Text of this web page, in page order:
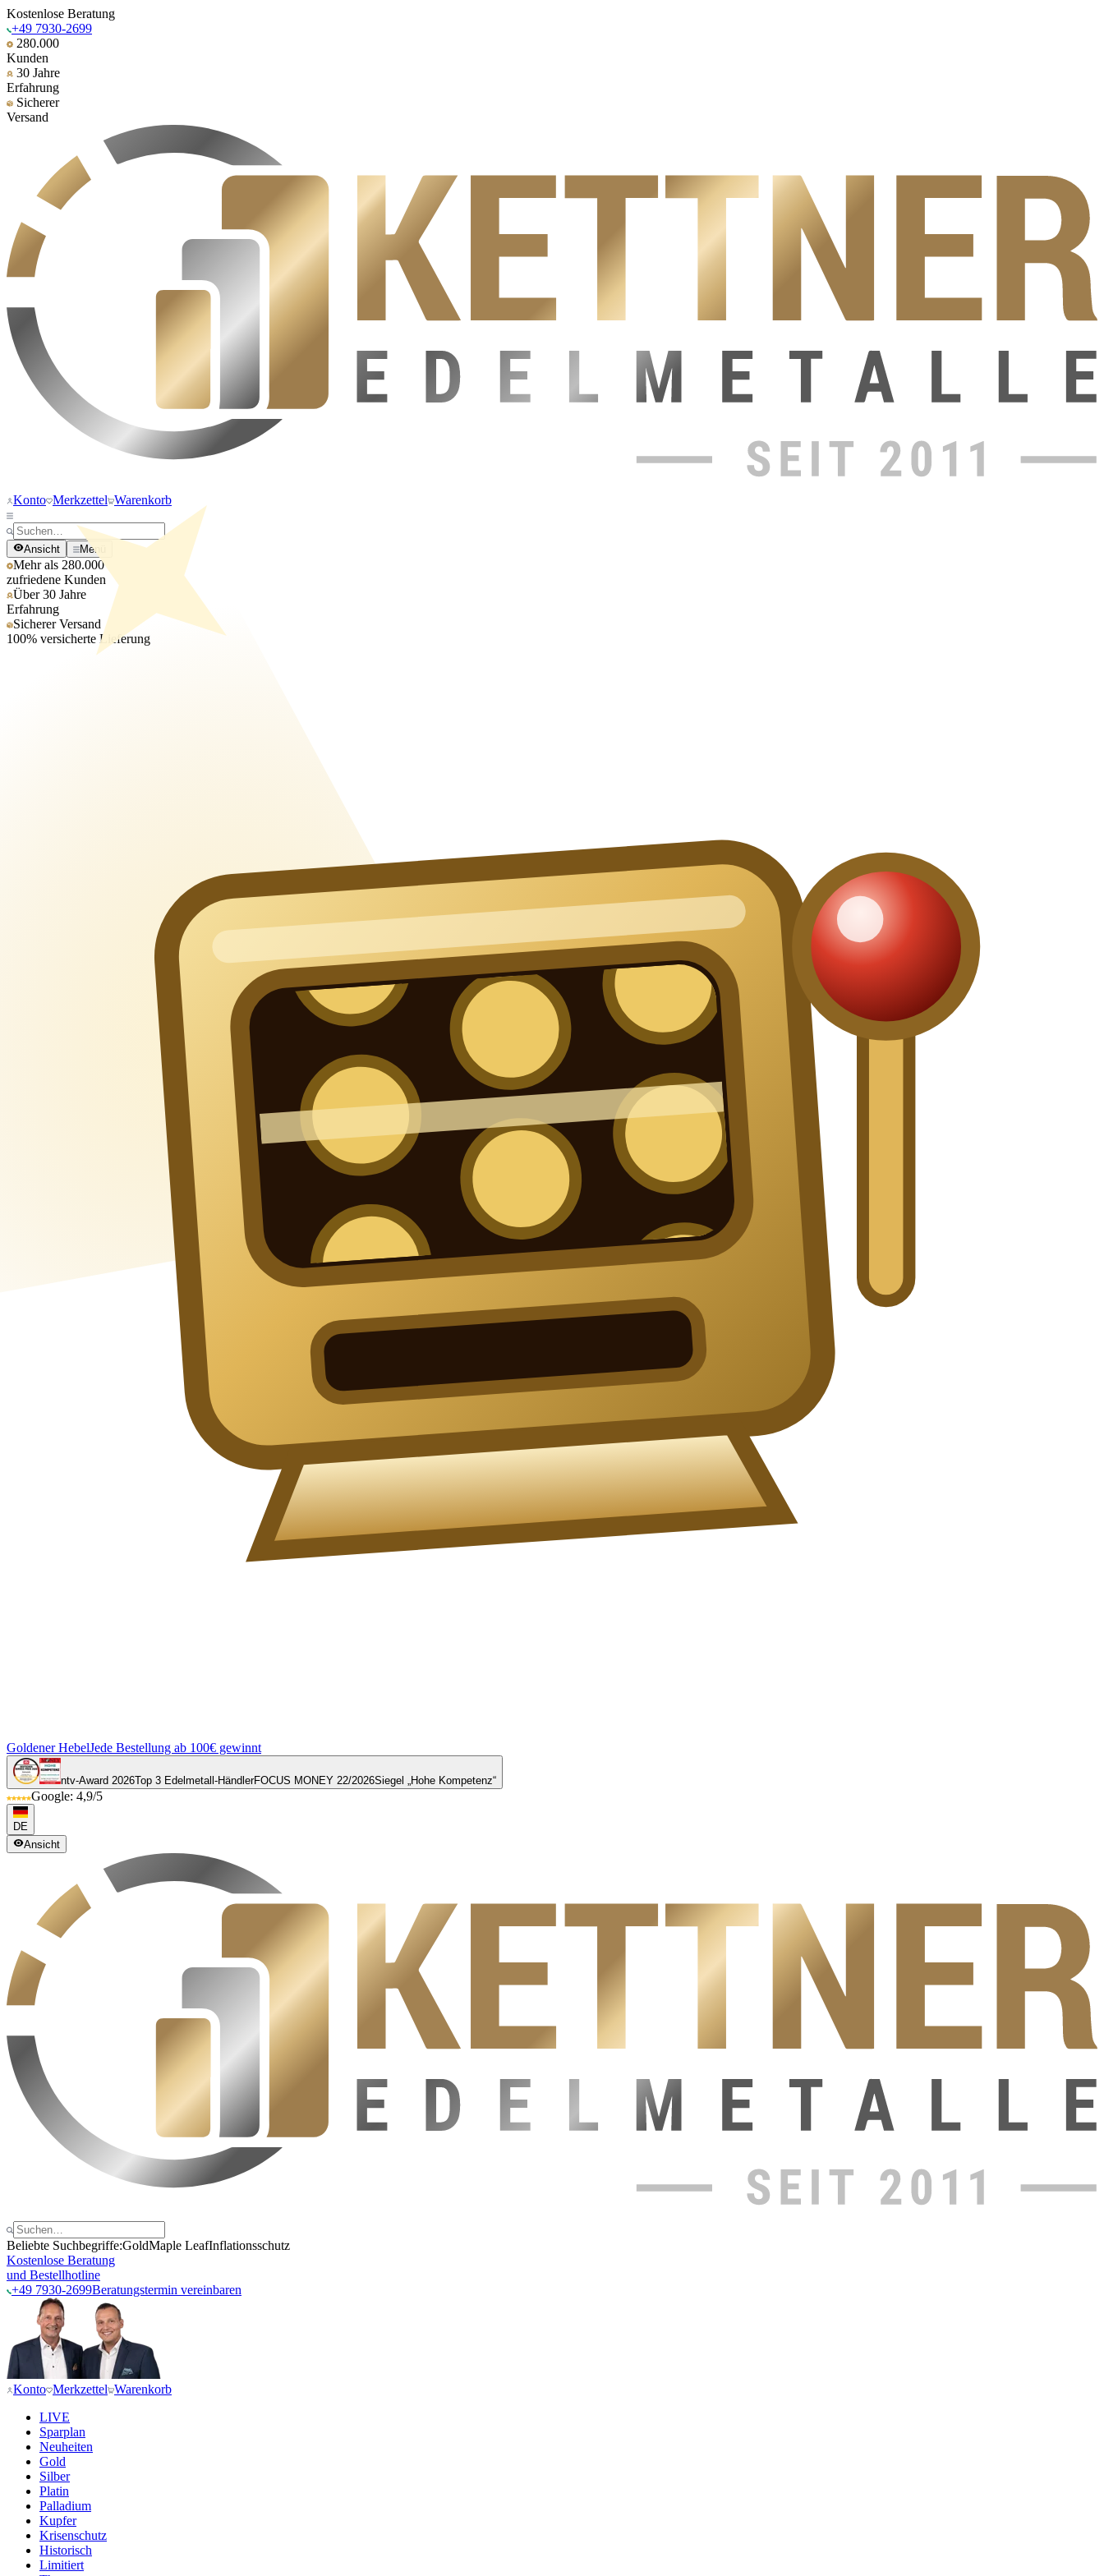
Kostenlose Beratung
+49 7930-2699
280.000
Kunden
30 Jahre
Erfahrung
Sicherer
Versand
Konto Merkzettel Warenkorb
Ansicht Menü
Mehr als 280.000
zufriedene Kunden
Über 30 Jahre
Erfahrung
Sicherer Versand
100% versicherte Lieferung
Goldener HebelJede Bestellung ab 100€ gewinnt
ntv-Award 2026Top 3 Edelmetall-HändlerFOCUS MONEY 22/2026Siegel „Hohe Kompetenz“
Google: 4,9/5
DE
Ansicht
Beliebte Suchbegriffe:GoldMaple LeafInflationsschutz
Kostenlose Beratung
und Bestellhotline
+49 7930-2699Beratungstermin vereinbaren
Konto Merkzettel Warenkorb
LIVE
Sparplan
Neuheiten
Gold
Silber
Platin
Palladium
Kupfer
Krisenschutz
Historisch
Limitiert